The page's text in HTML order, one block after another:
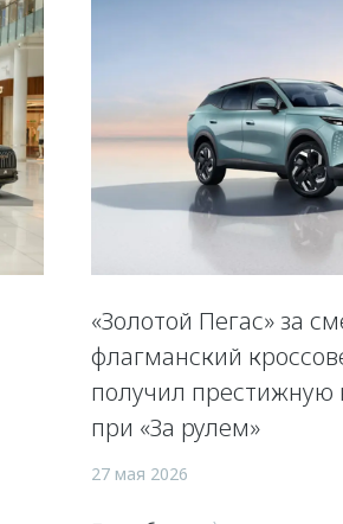
«Золотой Пегас» за
флагманский
получил престижную
при «За рулем»
27 мая 2026